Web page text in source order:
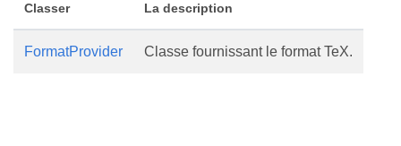
Classer La description
FormatProvider Classe fournissant le format TeX.